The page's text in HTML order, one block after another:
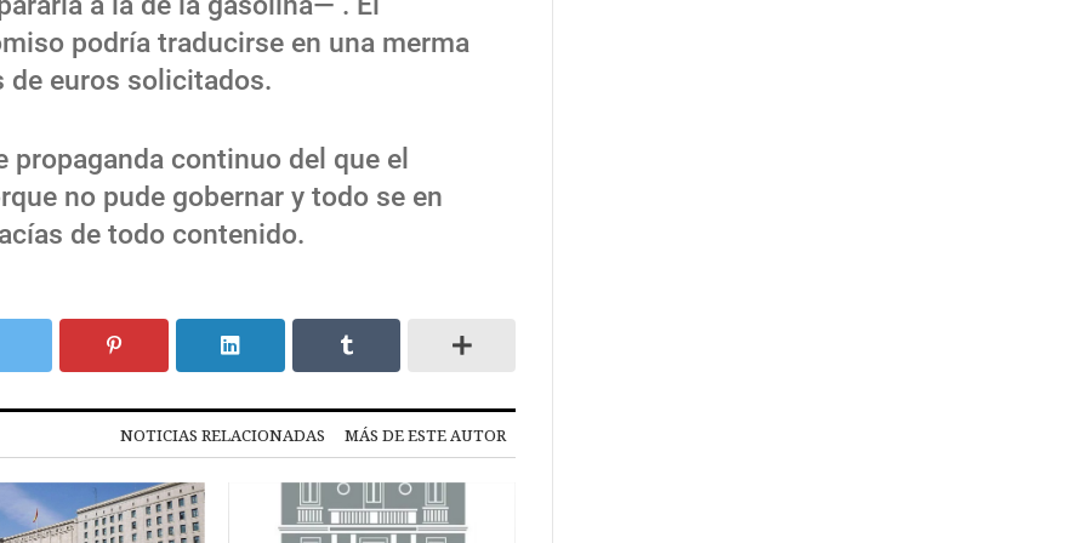
podría traducirse en una merma
de euros solicitados.
propaganda continuo del que el
no pude gobernar y todo se en
de todo contenido.
NOTICIAS RELACIONADAS MÁS DE ESTE AUTOR